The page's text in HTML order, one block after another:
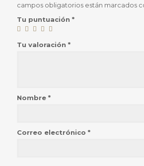
campos obligatorios están marcados
Tu puntuación *
Tu valoración *
Nombre *
Correo electrónico *